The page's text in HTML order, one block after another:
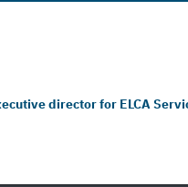
director for ELCA